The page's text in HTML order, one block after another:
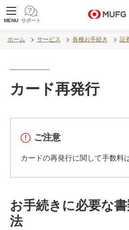
MUFG 世界が進むチカ
MENU サポート
ホーム サービス 各種お手続き 証
カード再発行
ご注意
カードの再発行に関して手数料
お手続きに必要な
法